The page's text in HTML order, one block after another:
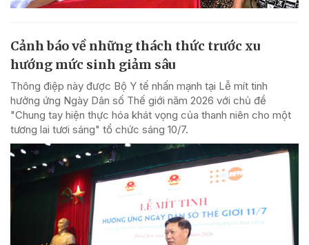
Cảnh báo về những thách thức trước xu
hướng mức sinh giảm sâu
Thông điệp này được Bộ Y tế nhấn mạnh tại Lễ mít tinh
hưởng ứng Ngày Dân số Thế giới năm 2026 với chủ đề
"Chung tay hiện thực hóa khát vọng của thanh niên cho một
tương lai tươi sáng" tổ chức sáng 10/7.